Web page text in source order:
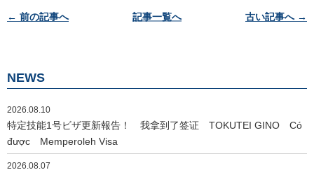
投
ゲ
シ
ョ
ン
← 前の記事へ 古い記事へ →
記事一覧へ
NEWS
2026.08.10
特定技能1号ビザ更新報告！ 我拿到了签证 TOKUTEI GINO Có
được Memperoleh Visa
2026.08.07